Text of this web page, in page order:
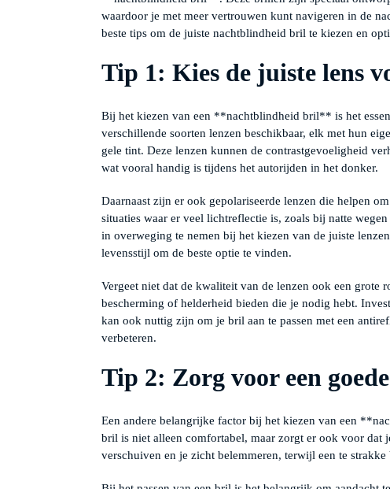
waardoor je met meer vertrouwen kunt navigeren in de
beste tips om de juiste nachtblindheid bril te kiezen en
Tip 1: Kies de juiste lens
Bij het kiezen van een **nachtblindheid bril** is het
verschillende soorten lenzen beschikbaar, elk met hun
gele tint. Deze lenzen kunnen de contrastgevoeligheid
wat vooral handig is tijdens het autorijden in het donker.
Daarnaast zijn er ook gepolariseerde lenzen die helpen
situaties waar er veel lichtreflectie is, zoals bij natte
in overweging te nemen bij het kiezen van de juiste
levensstijl om de beste optie te vinden.
Vergeet niet dat de kwaliteit van de lenzen ook een grote
bescherming of helderheid bieden die je nodig hebt.
kan ook nuttig zijn om je bril aan te passen met een
verbeteren.
Tip 2: Zorg voor een
Een andere belangrijke factor bij het kiezen van een
bril is niet alleen comfortabel, maar zorgt er ook voor dat
verschuiven en je zicht belemmeren, terwijl een te